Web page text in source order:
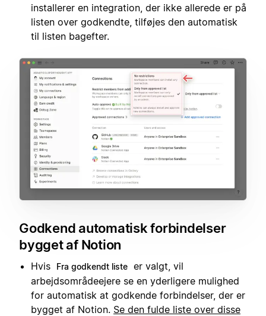
installerer en integration, der ikke allerede er på
listen over godkendte, tilføjes den automatisk
til listen bagefter.
Godkend automatisk forbindelser
bygget af Notion
Hvis Fra godkendt liste er valgt, vil
arbejdsområdeejere se en yderligere mulighed
for automatisk at godkende forbindelser, der er
bygget af Notion. Se den fulde liste over disse